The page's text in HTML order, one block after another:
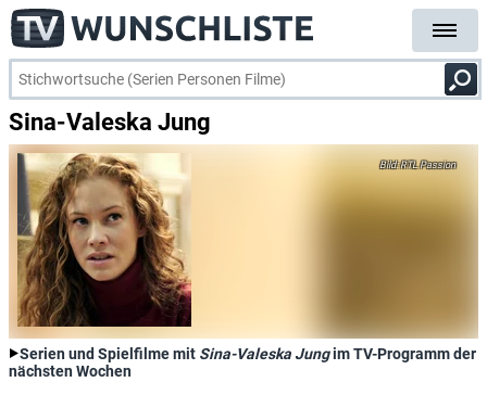
Sina-Valeska Jung
RTL Passion
Serien und Spielfilme mit Sina-Valeska Jungim TV-Programm der
nächsten Wochen